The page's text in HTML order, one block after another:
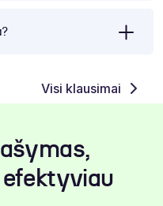
Visi klausimai